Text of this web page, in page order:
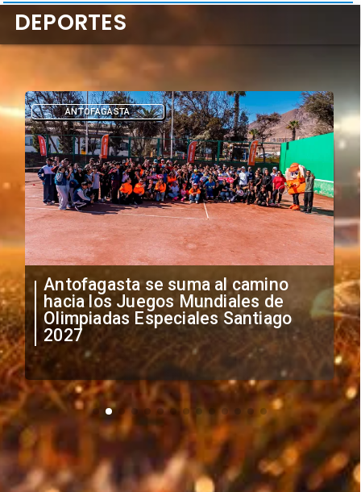
"Falta de profesionalismo": Sifup
anuncia medidas por situación
irregular de futbolistas
extranjeros
DEPORTES
DEPORTES